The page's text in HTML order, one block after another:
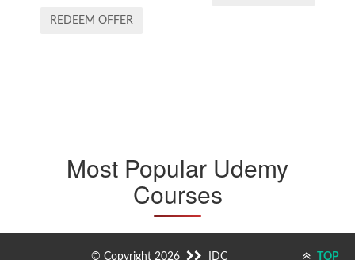
WAS: IS:
REDEEM OFFER
Most Popular Udemy
Courses
© Copyright 2026 IDC TOP